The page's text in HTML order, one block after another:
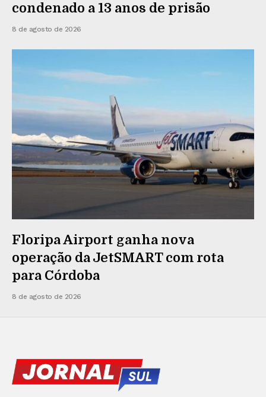
condenado a 13 anos de prisão
8 de agosto de 2026
Floripa Airport ganha nova
operação da JetSMART com rota
para Córdoba
8 de agosto de 2026